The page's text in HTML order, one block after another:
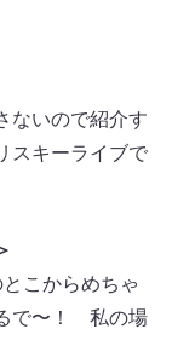
ないので紹介す
スキーライブで
こからめちゃ
で〜！ 私の場